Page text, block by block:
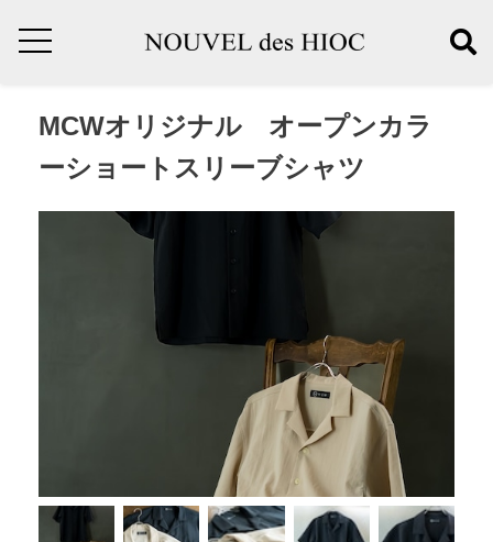
MCWオリジナル オープンカラ
ーショートスリーブシャツ